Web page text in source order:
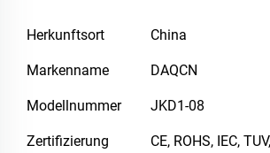
Herkunftsort China
Markenname DAQCN
Modellnummer JKD1-08
Zertifizierung CE, ROHS, IEC,